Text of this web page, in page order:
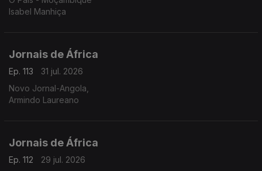
Isabel Manhiça
Jornais de África
Ep. 113
31 jul. 2026
Novo Jornal-Angola,
Armindo Laureano
Jornais de África
Ep. 112
29 jul. 2026